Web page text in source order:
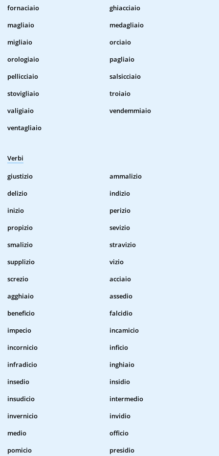
fornaciaio
ghiacciaio
magliaio
medagliaio
migliaio
orciaio
orologiaio
pagliaio
pellicciaio
salsicciaio
stovigliaio
troiaio
valigiaio
vendemmiaio
ventagliaio
Verbi
giustizio
ammalizio
delizio
indizio
inizio
perizio
propizio
sevizio
smalizio
stravizio
supplizio
vizio
screzio
acciaio
agghiaio
assedio
beneficio
falcidio
impecio
incamicio
incornicio
inficio
infradicio
inghiaio
insedio
insidio
insudicio
intermedio
invernicio
invidio
medio
officio
pomicio
presidio